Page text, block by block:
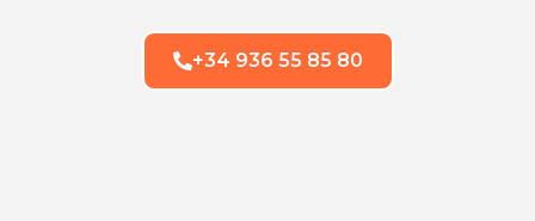
+34 936 55 85 80